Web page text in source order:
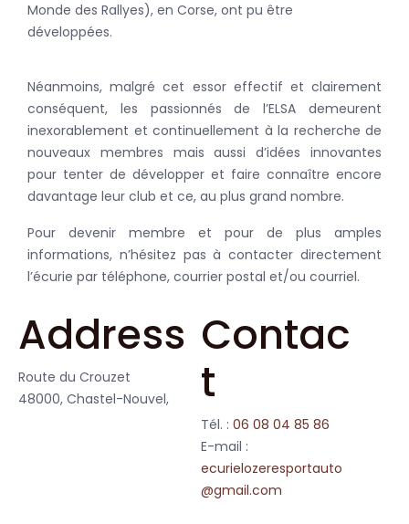
Monde des Rallyes), en Corse, ont pu être
développées.
Néanmoins, malgré cet essor effectif et clairement
conséquent, les passionnés de l’ELSA demeurent
inexorablement et continuellement à la recherche de
nouveaux membres mais aussi d’idées innovantes
pour tenter de développer et faire connaître encore
davantage leur club et ce, au plus grand nombre.
Pour devenir membre et pour de plus amples
informations, n’hésitez pas à contacter directement
l’écurie par téléphone, courrier postal et/ou courriel.
Address
Route du Crouzet
48000, Chastel-Nouvel,
Contac
t
Tél. : 06 08 04 85 86
E-mail :
ecurielozeresportauto
@gmail.com